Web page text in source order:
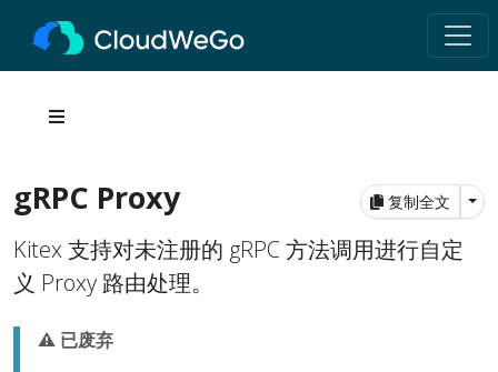
复制全文
gRPC Proxy
Kitex 支持对未注册的 gRPC 方法调用进行自定
义 Proxy 路由处理。
⚠️ 已废弃